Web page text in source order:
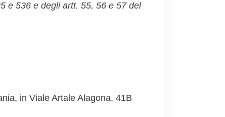
e 536 e degli artt. 55, 56 e 57 del
in Viale Artale Alagona, 41B